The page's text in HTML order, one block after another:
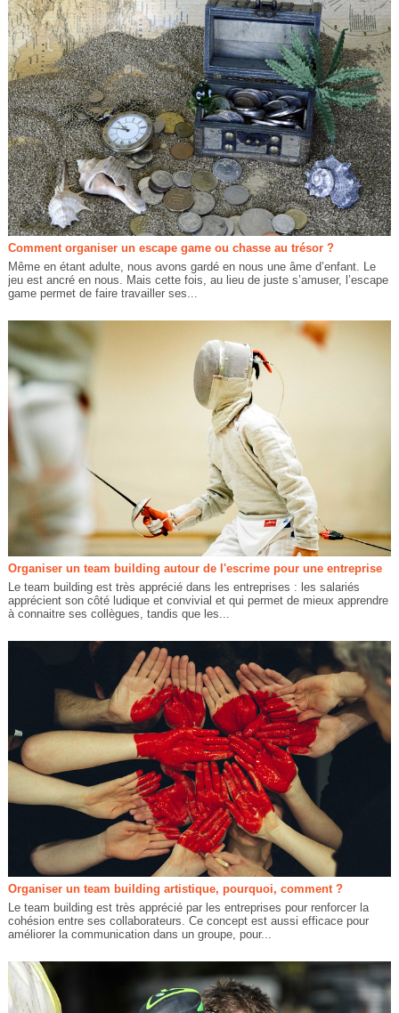
Comment organiser un escape game ou chasse au trésor ?
Même en étant adulte, nous avons gardé en nous une âme d’enfant. Le
jeu est ancré en nous. Mais cette fois, au lieu de juste s’amuser, l’escape
game permet de faire travailler ses...
Organiser un team building autour de l'escrime pour une entreprise
Le team building est très apprécié dans les entreprises : les salariés
apprécient son côté ludique et convivial et qui permet de mieux apprendre
à connaitre ses collègues, tandis que les...
Organiser un team building artistique, pourquoi, comment ?
Le team building est très apprécié par les entreprises pour renforcer la
cohésion entre ses collaborateurs. Ce concept est aussi efficace pour
améliorer la communication dans un groupe, pour...